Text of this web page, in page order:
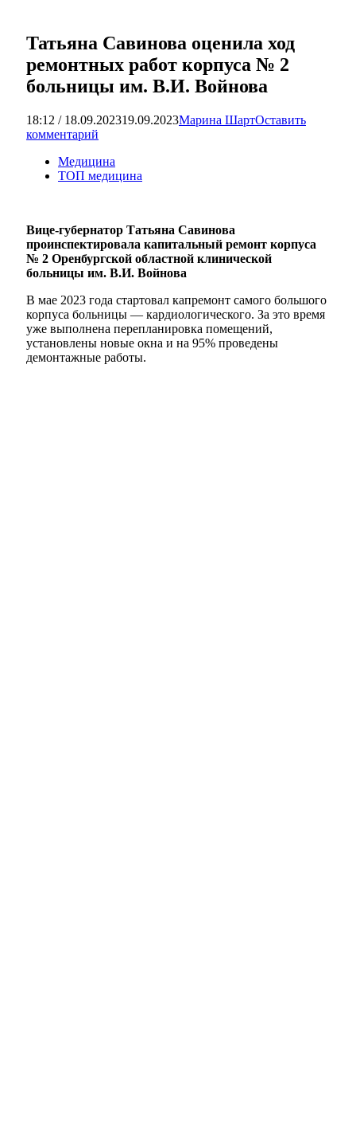
Татьяна Савинова оценила ход
ремонтных работ корпуса № 2
больницы им. В.И. Войнова
18:12 / 18.09.202319.09.2023Марина ШартОставить
комментарий
Медицина
ТОП медицина
Вице-губернатор Татьяна Савинова
проинспектировала капитальный ремонт корпуса
№ 2 Оренбургской областной клинической
больницы им. В.И. Войнова
В мае 2023 года стартовал капремонт самого большого
корпуса больницы — кардиологического. За это время
уже выполнена перепланировка помещений,
установлены новые окна и на 95% проведены
демонтажные работы.